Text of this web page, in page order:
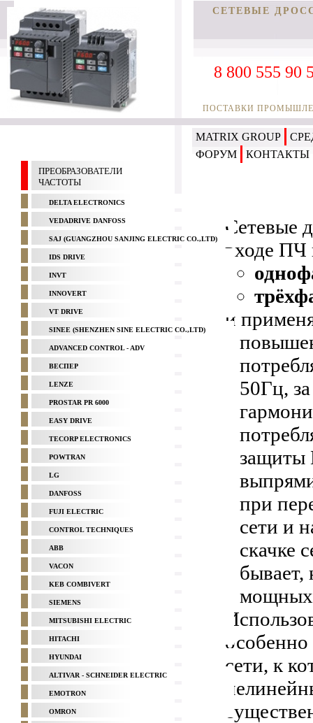
СЕТЕВЫЕ
ПОСТАВКИ
8 800 555 90
MATRIX GROUP
ФОРУМ
КОНТАКТЫ
ПРЕОБРАЗОВАТЕЛИ
ЧАСТОТЫ
DELTA ELECTRONICS
VEDADRIVE DANFOSS
SAJ (GUANGZHOU SANJING ELECTRIC CO.,LTD)
IDS DRIVE
INVT
INNOVERT
VT DRIVE
SINEE (SHENZHEN SINE ELECTRIC CO.,LTD)
ADVANCED CONTROL - ADV
ВЕСПЕР
LENZE
PROSTAR PR 6000
EASY DRIVE
TECORP ELECTRONICS
POWTRAN
LG
DANFOSS
FUJI ELECTRIC
CONTROL TECHNIQUES
ABB
VACON
KEB COMBIVERT
SIEMENS
MITSUBISHI ELECTRIC
HITACHI
HYUNDAI
ALTIVAR - SCHNEIDER ELECTRIC
EMOTRON
OMRON
Сетевые
входе ПЧ
и
50Гц,
защиты
при
сети и
скачке
мощных
сети, к